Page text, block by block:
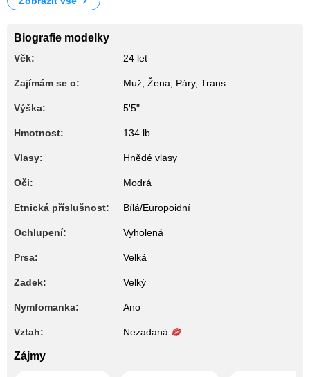
Biografie modelky
Věk: 24 let
Zajímám se o: Muž, Žena, Páry, Trans
Výška: 5'5"
Hmotnost: 134 lb
Vlasy: Hnědé vlasy
Oči: Modrá
Etnická příslušnost: Bílá/Europoidní
Ochlupení: Vyholená
Prsa: Velká
Zadek: Velký
Nymfomanka: Ano
Vztah: Nezadaná
Zájmy